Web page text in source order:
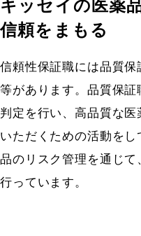
キッセイの医薬
信頼をまもる
信頼性保証職には品質保
等があります。品質保
判定を行い、高品質な
いただくための活動を
品のリスク管理を通じ
行っています。